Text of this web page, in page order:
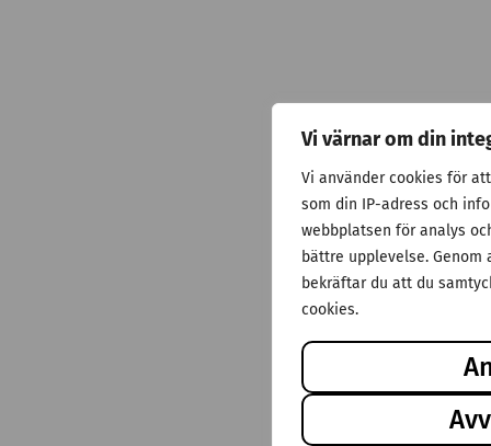
Vi värnar om din
Vi använder cookies för
som din IP-adress och
webbplatsen för analys
bättre upplevelse.
bekräftar du att du
cookies.